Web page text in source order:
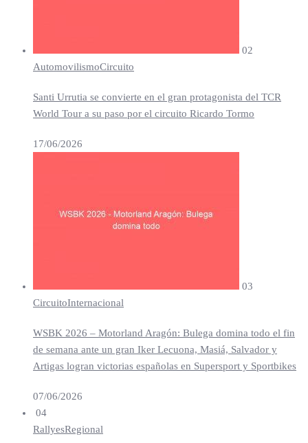
02
AutomovilismoCircuito
Santi Urrutia se convierte en el gran protagonista del TCR
World Tour a su paso por el circuito Ricardo Tormo
17/06/2026
03
CircuitoInternacional
WSBK 2026 – Motorland Aragón: Bulega domina todo el fin
de semana ante un gran Iker Lecuona, Masiá, Salvador y
Artigas logran victorias españolas en Supersport y Sportbikes
07/06/2026
04
RallyesRegional